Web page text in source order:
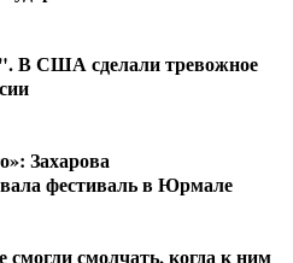
В США сделали тревожное
Захарова
фестиваль в Юрмале
смолчать, когда к ним